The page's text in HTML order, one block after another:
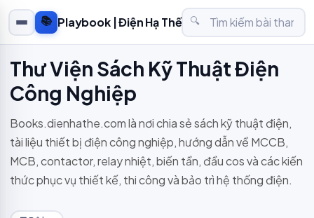
📚 Playbook | Điện Hạ Thế 🔍
Thư Viện Sách Kỹ Thuật Điện
Công Nghiệp
Books.dienhathe.com là nơi chia sẻ sách kỹ thuật điện,
tài liệu thiết bị điện công nghiệp, hướng dẫn về MCCB,
MCB, contactor, relay nhiệt, biến tần, đầu cos và các kiến
thức phục vụ thiết kế, thi công và bảo trì hệ thống điện.